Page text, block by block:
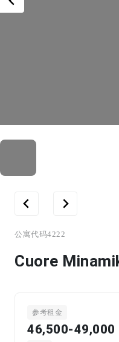
公寓代码4222
Cuore
参考租金
46,500-49,000